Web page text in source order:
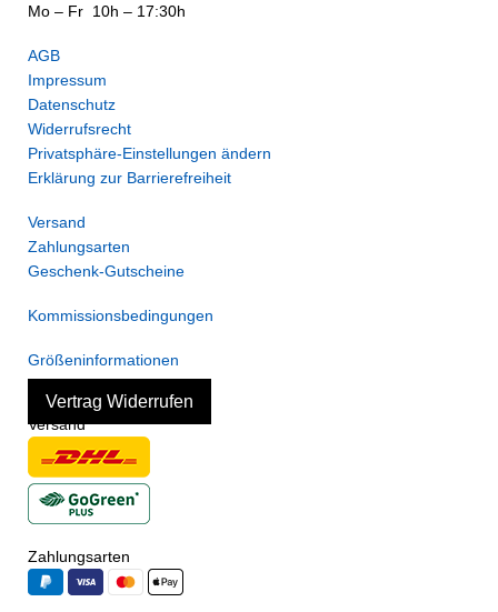
Mo – Fr 10h – 17:30h
AGB
Impressum
Datenschutz
Widerrufsrecht
Privatsphäre-Einstellungen ändern
Erklärung zur Barrierefreiheit
Versand
Zahlungsarten
Geschenk-Gutscheine
Kommissionsbedingungen
Größeninformationen
Vertrag Widerrufen
Versand
Zahlungsarten